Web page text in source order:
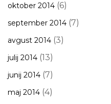
oktober 2014 (6)
september 2014 (7)
avgust 2014 (3)
julij 2014 (13)
junij 2014 (7)
maj 2014 (4)